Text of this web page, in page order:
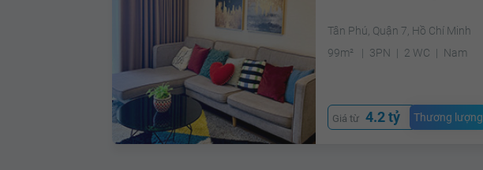
Tân Phú, Quận 7, Hồ Chí Minh
99m²
3PN 2 WC Nam
Giá từ 4.2 tỷ Thương lượng